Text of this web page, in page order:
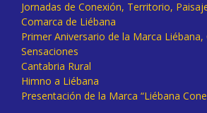
Jornadas de Conexión, Territorio,
Comarca de Liébana
Primer Aniversario de la Marca Liébana,
Sensaciones
Cantabria Rural
Himno a Liébana
Presentación de la Marca “Liébana